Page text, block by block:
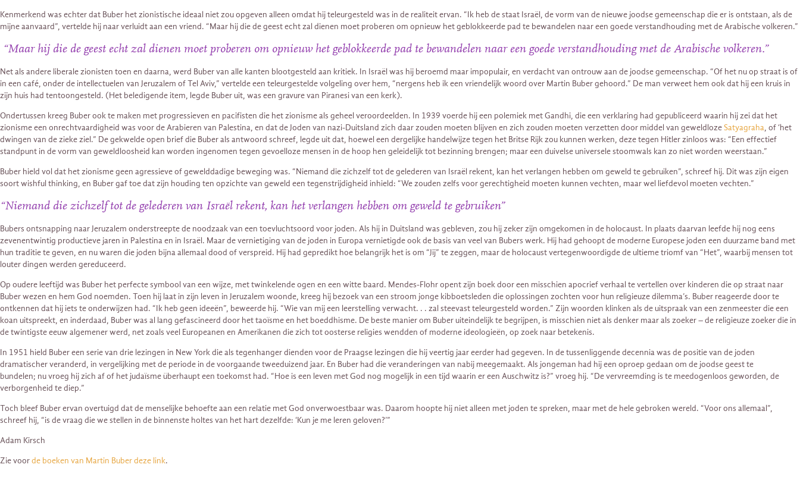
Kenmerkend was echter dat Buber het zionistische ideaal niet zou opgeven alleen omdat hij teleurgesteld was in de realiteit ervan. “Ik heb de staat Israël, de vorm van de nieuwe joodse gemeenschap die er is ontstaan, als de
mijne aanvaard”, vertelde hij naar verluidt aan een vriend. “Maar hij die de geest echt zal dienen moet proberen om opnieuw het geblokkeerde pad te bewandelen naar een goede verstandhouding met de Arabische volkeren.”
“Maar hij die de geest echt zal dienen moet proberen om opnieuw het geblokkeerde pad te bewandelen naar een goede verstandhouding met de Arabische volkeren.”
Net als andere liberale zionisten toen en daarna, werd Buber van alle kanten blootgesteld aan kritiek. In Israël was hij beroemd maar impopulair, en verdacht van ontrouw aan de joodse gemeenschap. “Of het nu op straat is of
in een café, onder de intellectuelen van Jeruzalem of Tel Aviv,” vertelde een teleurgestelde volgeling over hem, “nergens heb ik een vriendelijk woord over Martin Buber gehoord.” De man verweet hem ook dat hij een kruis in
zijn huis had tentoongesteld. (Het beledigende item, legde Buber uit, was een gravure van Piranesi van een kerk).
Ondertussen kreeg Buber ook te maken met progressieven en pacifisten die het zionisme als geheel veroordeelden. In 1939 voerde hij een polemiek met Gandhi, die een verklaring had gepubliceerd waarin hij zei dat het
zionisme een onrechtvaardigheid was voor de Arabieren van Palestina, en dat de Joden van nazi-Duitsland zich daar zouden moeten blijven en zich zouden moeten verzetten door middel van geweldlozeSatyagraha, of ‘het
dwingen van de zieke ziel.” De gekwelde open brief die Buber als antwoord schreef, legde uit dat, hoewel een dergelijke handelwijze tegen het Britse Rijk zou kunnen werken, deze tegen Hitler zinloos was: “Een effectief
standpunt in de vorm van geweldloosheid kan worden ingenomen tegen gevoelloze mensen in de hoop hen geleidelijk tot bezinning brengen; maar een duivelse universele stoomwals kan zo niet worden weerstaan.”
Buber hield vol dat het zionisme geen agressieve of gewelddadige beweging was. “Niemand die zichzelf tot de gelederen van Israël rekent, kan het verlangen hebben om geweld te gebruiken”, schreef hij. Dit was zijn eigen
soort wishful thinking, en Buber gaf toe dat zijn houding ten opzichte van geweld een tegenstrijdigheid inhield: “We zouden zelfs voor gerechtigheid moeten kunnen vechten, maar wel liefdevol moeten vechten.”
“Niemand die zichzelf tot de gelederen van Israël rekent, kan het verlangen hebben om geweld te gebruiken”
Bubers ontsnapping naar Jeruzalem onderstreepte de noodzaak van een toevluchtsoord voor joden. Als hij in Duitsland was gebleven, zou hij zeker zijn omgekomen in de holocaust. In plaats daarvan leefde hij nog eens
zevenentwintig productieve jaren in Palestina en in Israël. Maar de vernietiging van de joden in Europa vernietigde ook de basis van veel van Bubers werk. Hij had gehoopt de moderne Europese joden een duurzame band met
hun traditie te geven, en nu waren die joden bijna allemaal dood of verspreid. Hij had gepredikt hoe belangrijk het is om “Jij” te zeggen, maar de holocaust vertegenwoordigde de ultieme triomf van “Het”, waarbij mensen tot
louter dingen werden gereduceerd.
Op oudere leeftijd was Buber het perfecte symbool van een wijze, met twinkelende ogen en een witte baard. Mendes-Flohr opent zijn boek door een misschien apocrief verhaal te vertellen over kinderen die op straat naar
Buber wezen en hem God noemden. Toen hij laat in zijn leven in Jeruzalem woonde, kreeg hij bezoek van een stroom jonge kibboetsleden die oplossingen zochten voor hun religieuze dilemma’s. Buber reageerde door te
ontkennen dat hij iets te onderwijzen had. “Ik heb geen ideeën”, beweerde hij. “Wie van mij een leerstelling verwacht. . . zal steevast teleurgesteld worden.” Zijn woorden klinken als de uitspraak van een zenmeester die een
koan uitspreekt, en inderdaad, Buber was al lang gefascineerd door het taoïsme en het boeddhisme. De beste manier om Buber uiteindelijk te begrijpen, is misschien niet als denker maar als zoeker – de religieuze zoeker die in
de twintigste eeuw algemener werd, net zoals veel Europeanen en Amerikanen die zich tot oosterse religies wendden of moderne ideologieën, op zoek naar betekenis.
In 1951 hield Buber een serie van drie lezingen in New York die als tegenhanger dienden voor de Praagse lezingen die hij veertig jaar eerder had gegeven. In de tussenliggende decennia was de positie van de joden
dramatischer veranderd, in vergelijking met de periode in de voorgaande tweeduizend jaar. En Buber had die veranderingen van nabij meegemaakt. Als jongeman had hij een oproep gedaan om de joodse geest te
bundelen; nu vroeg hij zich af of het judaïsme überhaupt een toekomst had. “Hoe is een leven met God nog mogelijk in een tijd waarin er een Auschwitz is?” vroeg hij. “De vervreemding is te meedogenloos geworden, de
verborgenheid te diep.”
Toch bleef Buber ervan overtuigd dat de menselijke behoefte aan een relatie met God onverwoestbaar was. Daarom hoopte hij niet alleen met joden te spreken, maar met de hele gebroken wereld. “Voor ons allemaal”,
schreef hij, “is de vraag die we stellen in de binnenste holtes van het hart dezelfde: ‘Kun je me leren geloven?’”
Adam Kirsch
Zie voorde boeken van Martin Buber deze link.